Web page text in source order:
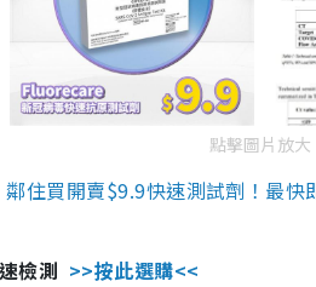
點擊圖片放大
住買開賣$9.9快速測試劑！最快
檢測 >>按此選購<<